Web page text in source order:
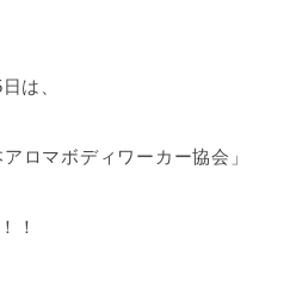
は、
ロマボディワーカー協会」
！